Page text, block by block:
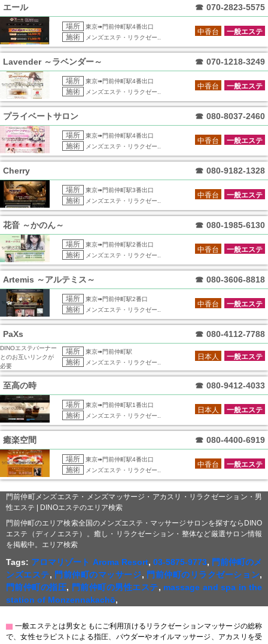
エール ☎ 070-2823-5575
場所 東京➠門前仲町駅4番出口
施術 メンズエステ・リラクゼー..
一般エステ
中香台
Lavender ～ラベンダー～ ☎ 070-1218-3249
場所 東京➠門前仲町駅4番出口
施術 メンズエステ・リラクゼー..
一般エステ
中香台
プライベートサロン ☎ 080-8037-2460
場所 東京➠門前仲町駅4番出口
施術 メンズエステ・リラクゼー..
一般エステ
中香台
Cherry ☎ 080-9182-1328
場所 東京➠門前仲町駅3番出口
施術 メンズエステ・リラクゼー..
一般エステ
中香台
花音 ～かのん～ ☎ 080-1985-6130
場所 東京➠門前仲町駅2番出口
施術 メンズエステ・リラクゼー..
一般エステ
中香台
Artemis ～アルテミス～ ☎ 080-3606-8818
場所 東京➠門前仲町駅2番口
施術 メンズエステ・リラクゼー..
一般エステ
中香台
PaXs ☎ 080-4112-7788
DINOエステバーナー
とのお互いリンクが
必要
場所 東京➠門前仲町駅
施術 メンズエステ・リラクゼー..
一般エステ
日本人
至高の時 ☎ 080-9412-4033
場所 東京➠門前仲町駅1番出口
施術 メンズエステ・リラクゼー..
一般エステ
日本人
癒楽空間 ☎ 080-4400-6919
場所 東京➠門前仲町駅4番出口
施術 メンズエステ・リラクゼー..
一般エステ
中香台
門前仲町メンズエステ・メンズマッサージ・アカスリ・リラクゼーション・男
性エステ | DINOエステのエリア検索
門前仲町のエリア検索全国のメンズエステ・マッサージサロンを探すならDINO
エステ（ディノエステ）。癒し・リラクゼーション・整体など厳選サロン情報
を掲載中。エリア検索
Tags: アロマリゾート Aroma Resort, 03-5875-9773, 門前仲町のメ
ンズエステ, 門前仲町のマッサージ, 門前仲町のリラクゼーション,
門前仲町の指圧, 門前仲町の男性エステ, massage and spa in the
station of Monzennakachō,
▇ 一般エステとは男女ともにご利用頂けるリラクゼーションマッサージの総称
で、女性セラピストによる指圧、パウダーやオイルマッサージ、アカスリを受